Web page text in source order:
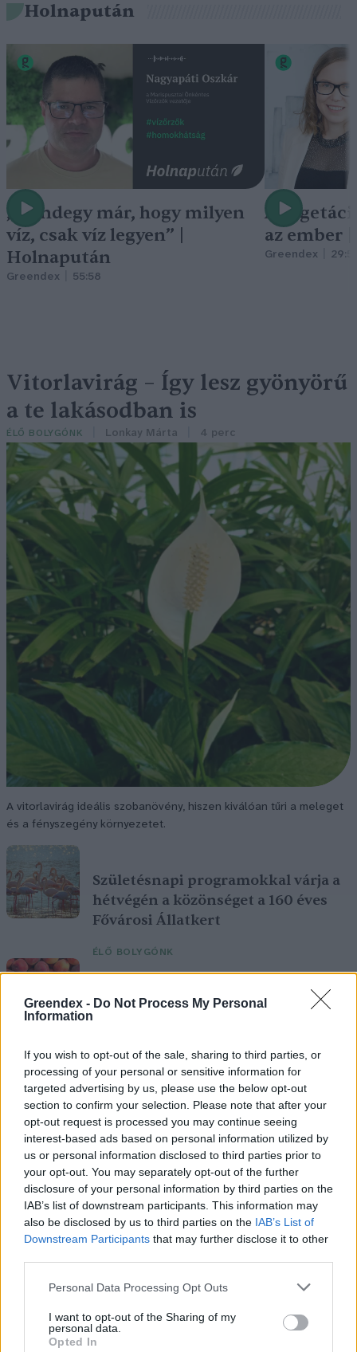
Greendex - Do Not Process My Personal
Information
If you wish to opt-out of the sale, sharing to third parties, or
processing of your personal or sensitive information for
targeted advertising by us, please use the below opt-out
section to confirm your selection. Please note that after your
opt-out request is processed you may continue seeing
interest-based ads based on personal information utilized by
us or personal information disclosed to third parties prior to
your opt-out. You may separately opt-out of the further
disclosure of your personal information by third parties on the
IAB’s list of downstream participants. This information may
also be disclosed by us to third parties on the IAB’s List of
Downstream Participants that may further disclose it to other
Personal Data Processing Opt Outs
I want to opt-out of the Sharing of my
personal data.
Opted In
Holnapután
„Mindegy már, hogy milyen
víz, csak víz legyen” |
Holnapután
Greendex 55:58
A
az ember
Greendex
Vitorlavirág – Így lesz gyönyörű
a te lakásodban is
ÉLŐ BOLYGÓNK Lonkay Márta 4 perc
A vitorlavirág ideális szobanövény, hiszen kiválóan tűri a meleget
és a fényszegény környezetet.
Születésnapi programokkal várja a
hétvégén a közönséget a 160 éves
Fővárosi Állatkert
ÉLŐ BOLYGÓNK
Szedd magad őszibarack: itt vannak
a legjobb lelőhelyek!
Négy éven belül valósággá válhatnak az
KÖZLEKEDÉS